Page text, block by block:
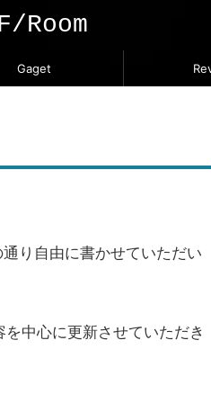
Room
Gaget
り自由に書かせていただい
中心に更新させていただき